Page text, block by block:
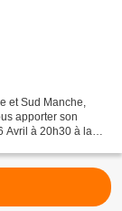
et Sud Manche,
apporter son
Avril à 20h30 à la